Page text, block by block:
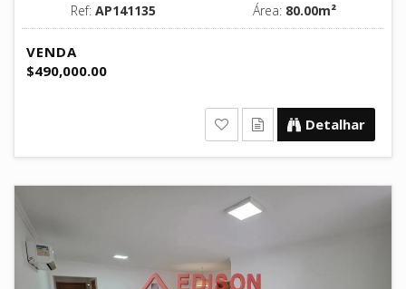
Ref: AP141135 Área: 80.00m²
VENDA
$490,000.00
Detalhar